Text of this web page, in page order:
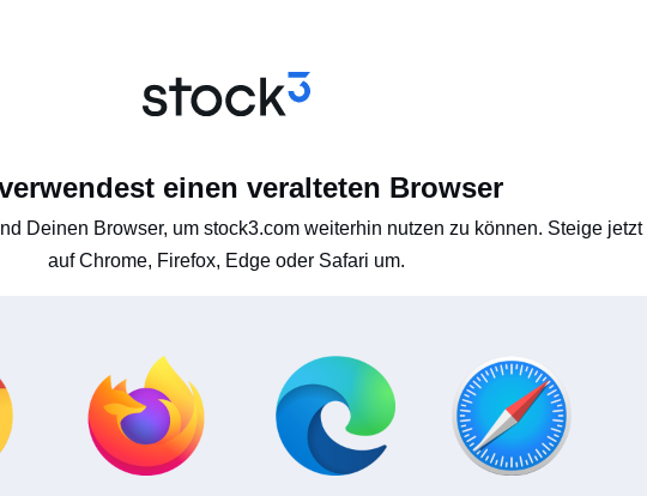
einen veralteten Browser
Deinen Browser, um stock3.com weiterhin nutzen zu können. Steige jetzt
auf Chrome, Firefox, Edge oder Safari um.